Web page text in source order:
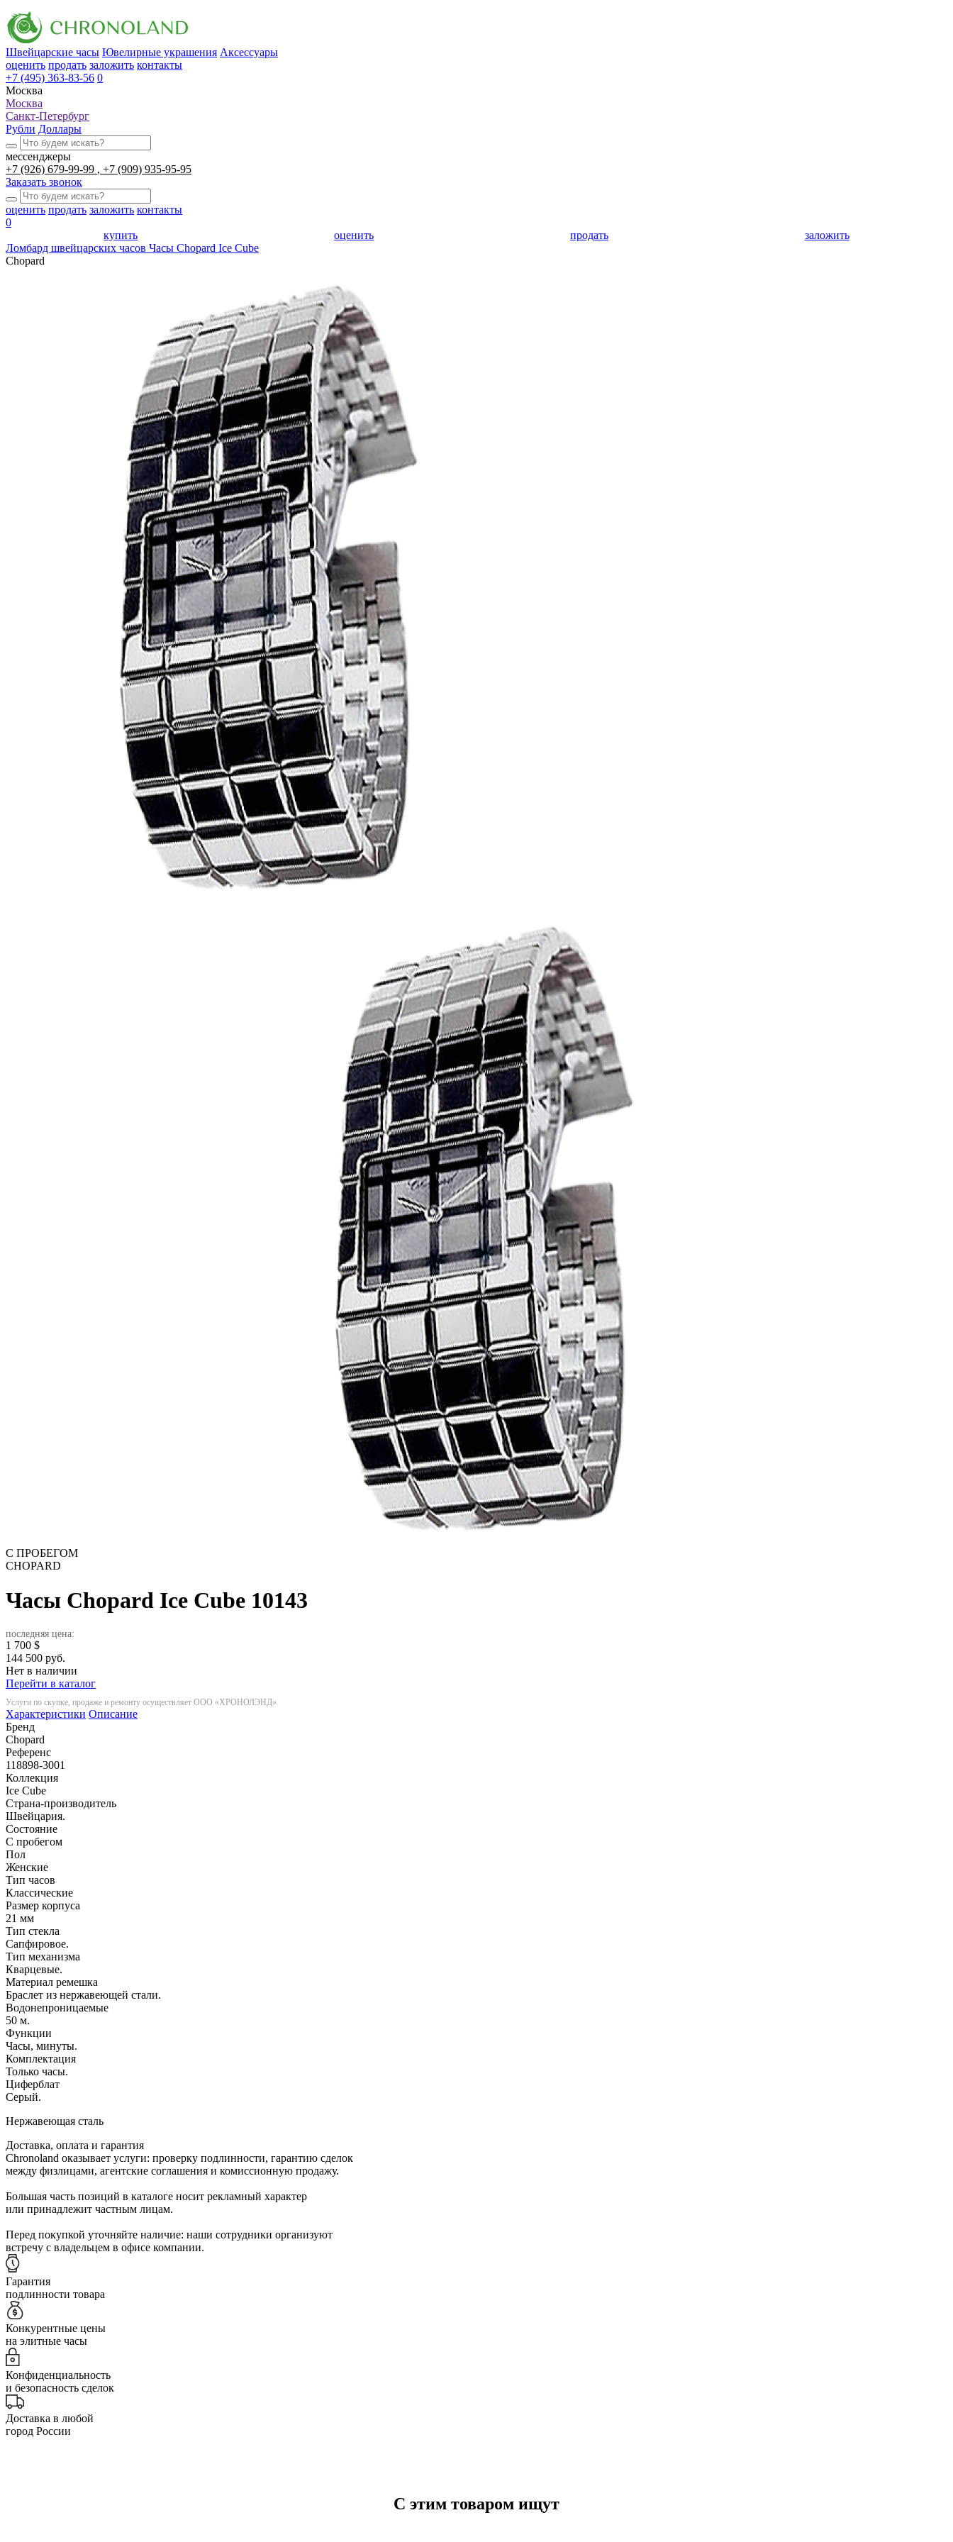
Швейцарские часы Ювелирные украшения Аксессуары
оценить продать заложить контакты
+7 (495) 363-83-56 0
Москва
Москва
Санкт-Петербург
Рубли Доллары
мессенджеры
+7 (926) 679-99-99
+7 (909) 935-95-95
Заказать звонок
оценить продать заложить контакты
0
купить
оценить продать
заложить
Ломбард швейцарских часов Часы Chopard Ice Cube
Chopard
С ПРОБЕГОМ
CHOPARD
Часы Chopard Ice Cube 10143
последняя цена:
1 700 $
144 500 руб.
Нет в наличии
Перейти в каталог
Услуги по скупке, продаже и ремонту осуществляет ООО «ХРОНОЛЭНД»
Характеристики Описание
Бренд
Chopard
Референс
118898-3001
Коллекция
Ice Cube
Страна-производитель
Швейцария.
Состояние
С пробегом
Пол
Женские
Тип часов
Классические
Размер корпуса
21 мм
Тип стекла
Сапфировое.
Тип механизма
Кварцевые.
Материал ремешка
Браслет из нержавеющей стали.
Водонепроницаемые
50 м.
Функции
Часы, минуты.
Комплектация
Только часы.
Циферблат
Серый.
Нержавеющая сталь
Доставка, оплата и гарантия
Chronoland оказывает услуги: проверку подлинности, гарантию сделок
между физлицами, агентские соглашения и комиссионную продажу.
Большая часть позиций в каталоге носит рекламный характер
или принадлежит частным лицам.
Перед покупкой уточняйте наличие: наши сотрудники организуют
встречу с владельцем в офисе компании.
Гарантия
подлинности товара
Конкурентные цены
на элитные часы
Конфиденциальность
и безопасность сделок
Доставка в любой
город России
С этим товаром ищут